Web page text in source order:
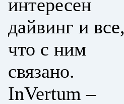
интересен
дайвинг и все,
что с ним
связано.
InVertum –